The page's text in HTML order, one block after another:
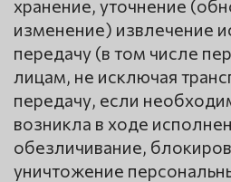
хранение, уточнение
изменение) извлечение
передачу (в том числе
лицам, не исключая
передачу, если
возникла в ходе
обезличивание,
уничтожение